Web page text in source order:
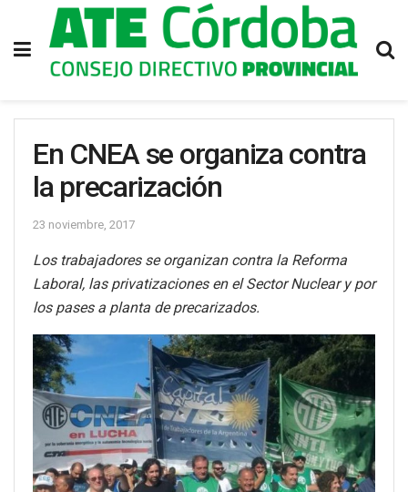
En CNEA se organiza contra
la precarización
23 noviembre, 2017
Los trabajadores se organizan contra la Reforma
Laboral, las privatizaciones en el Sector Nuclear y por
los pases a planta de precarizados.